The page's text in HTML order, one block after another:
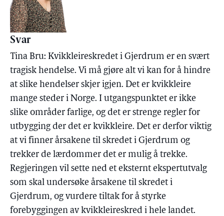
Svar
Tina Bru: Kvikkleireskredet i Gjerdrum er en svært
tragisk hendelse. Vi må gjøre alt vi kan for å hindre
at slike hendelser skjer igjen. Det er kvikkleire
mange steder i Norge. I utgangspunktet er ikke
slike områder farlige, og det er strenge regler for
utbygging der det er kvikkleire. Det er derfor viktig
at vi finner årsakene til skredet i Gjerdrum og
trekker de lærdommer det er mulig å trekke.
Regjeringen vil sette ned et eksternt ekspertutvalg
som skal undersøke årsakene til skredet i
Gjerdrum, og vurdere tiltak for å styrke
forebyggingen av kvikkleireskred i hele landet.